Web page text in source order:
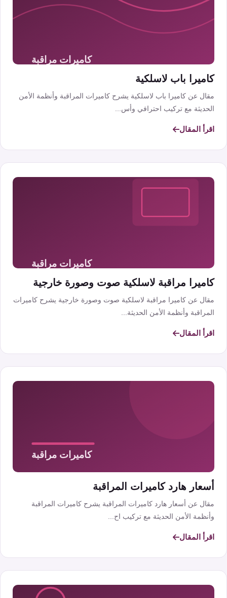
كاميرا باب لاسلكية
مقال عن كاميرا باب لاسلكية يشرح كاميرات المراقبة وأنظمة الأمن
الحديثة مع تركيب احترافي وأس...
اقرأ المقال
كاميرا مراقبة لاسلكية صوت وصورة خارجية
مقال عن كاميرا مراقبة لاسلكية صوت وصورة خارجية يشرح كاميرات
المراقبة وأنظمة الأمن الحديثة...
اقرأ المقال
أسعار هارد كاميرات المراقبة
مقال عن أسعار هارد كاميرات المراقبة يشرح كاميرات المراقبة
وأنظمة الأمن الحديثة مع تركيب اح...
اقرأ المقال